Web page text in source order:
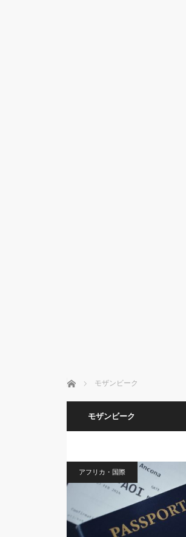
ホーム モザンビーク
モザンビーク
アフリカ・国際